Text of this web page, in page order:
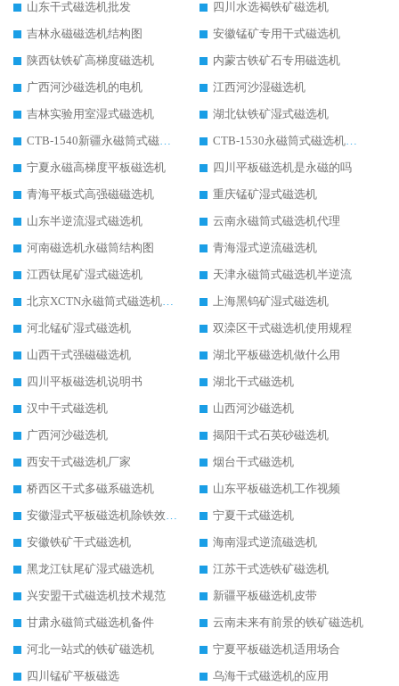
山东干式磁选机批发
四川水选褐铁矿磁选机
吉林永磁磁选机结构图
安徽锰矿专用干式磁选机
陕西钛铁矿高梯度磁选机
内蒙古铁矿石专用磁选机
广西河沙磁选机的电机
江西河沙湿磁选机
吉林实验用室湿式磁选机
湖北钛铁矿湿式磁选机
CTB-1540新疆永磁筒式磁选机
CTB-1530永磁筒式磁选机代理商
宁夏永磁高梯度平板磁选机
四川平板磁选机是永磁的吗
青海平板式高强磁磁选机
重庆锰矿湿式磁选机
山东半逆流湿式磁选机
云南永磁筒式磁选机代理
河南磁选机永磁筒结构图
青海湿式逆流磁选机
江西钛尾矿湿式磁选机
天津永磁筒式磁选机半逆流
北京XCTN永磁筒式磁选机磁块位置
上海黑钨矿湿式磁选机
河北锰矿湿式磁选机
双滦区干式磁选机使用规程
山西干式强磁磁选机
湖北平板磁选机做什么用
四川平板磁选机说明书
湖北干式磁选机
汉中干式磁选机
山西河沙磁选机
广西河沙磁选机
揭阳干式石英砂磁选机
西安干式磁选机厂家
烟台干式磁选机
桥西区干式多磁系磁选机
山东平板磁选机工作视频
安徽湿式平板磁选机除铁效果怎么样
宁夏干式磁选机
安徽铁矿干式磁选机
海南湿式逆流磁选机
黑龙江钛尾矿湿式磁选机
江苏干式选铁矿磁选机
兴安盟干式磁选机技术规范
新疆平板磁选机皮带
甘肃永磁筒式磁选机备件
云南未来有前景的铁矿磁选机
河北一站式的铁矿磁选机
宁夏平板磁选机适用场合
四川锰矿平板磁选
乌海干式磁选机的应用